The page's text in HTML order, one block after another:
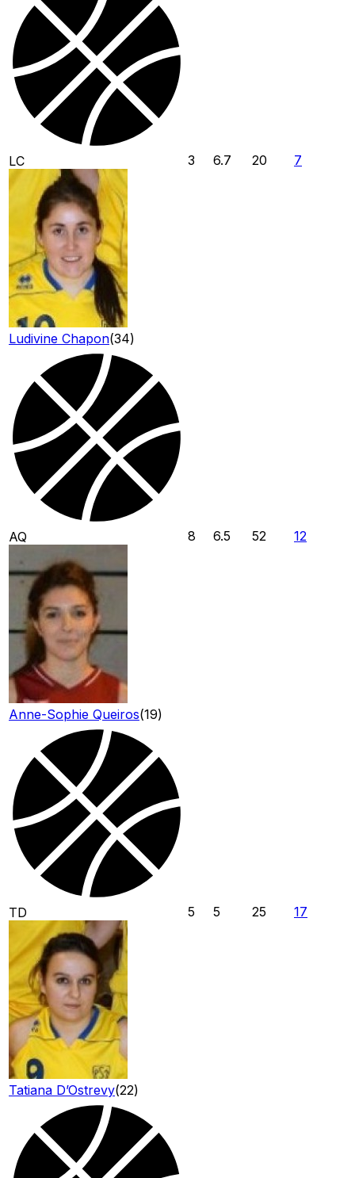
LC
Ludivine Chapon(34)
3 6.7 20 7
AQ
Anne-Sophie Queiros(19)
8 6.5 52 12
TD
Tatiana D’Ostrevy(22)
5 5 25 17